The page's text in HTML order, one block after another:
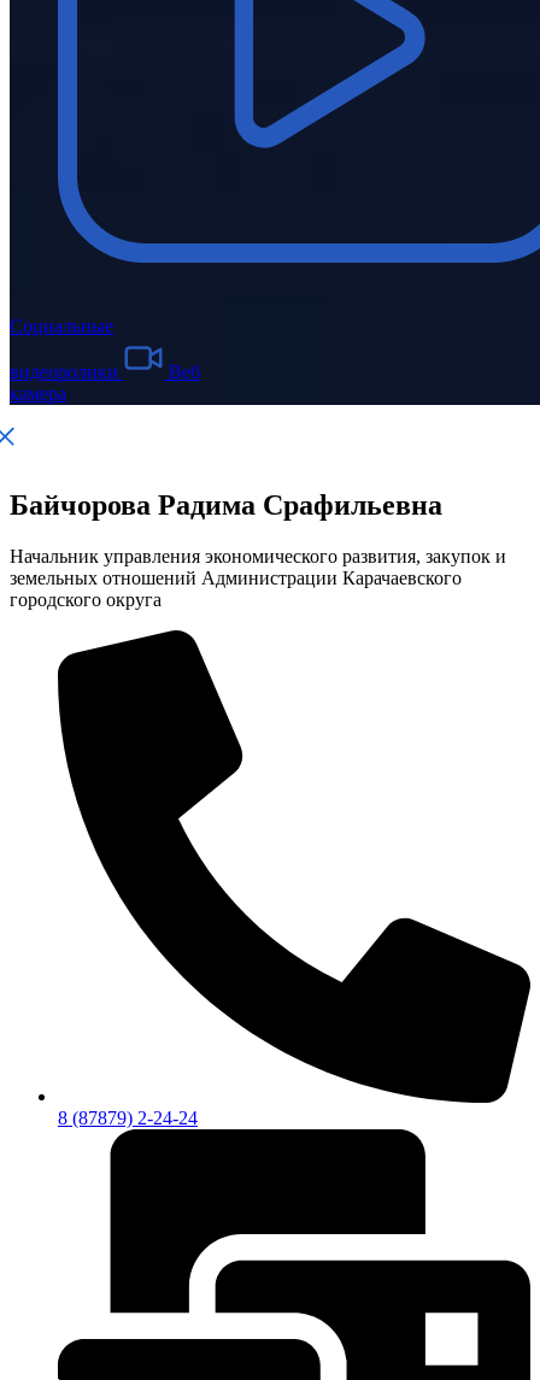
Социальные
видеоролики
Веб
камера
Байчорова Радима Срафильевна
Начальник управления экономического развития, закупок и
земельных отношений Администрации Карачаевского
городского округа
8 (87879) 2-24-24